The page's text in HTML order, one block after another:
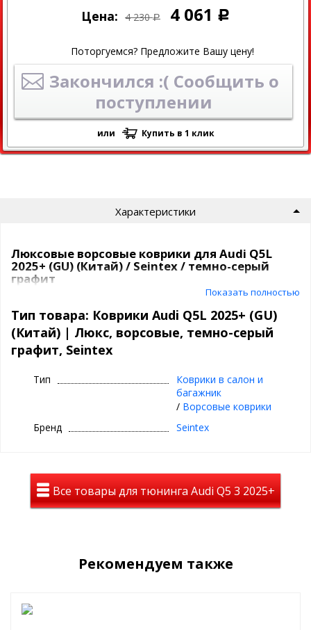
Цена: 4 230 Р 4 061 Р
Поторгуемся? Предложите Вашу цену!
Закончился :( Сообщить о
поступлении
или Купить в 1 клик
Характеристики
Люксовые ворсовые коврики для Audi Q5L
2025+ (GU) (Китай) / Seintex / темно-серый
графит
Ворсовые коврики премиум, цвет: темно-
серый графит | Seintex
⊕ идеальное сочетание материалов:
антискользящее покрытие
⊕ надежно фиксируются, так как сделаны под
оригинальный крепеж, идельно повторяют
геометрию пола авто
⊕ имеют нестираемый подпятник
⊕ износостойки, легко чистятся и моются,
Ворсовые ковры ЛЮКС в салон Seintex на
Показать полностью
Тип товара: Коврики Audi Q5L 2025+ (GU)
(Китай) | Люкс, ворсовые, темно-серый
графит, Seintex
Тип
Коврики в салон и
багажник
/ Ворсовые коврики
Бренд
Seintex
Все товары для тюнинга Audi Q5 3 2025+
Рекомендуем также